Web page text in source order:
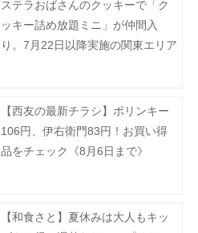
ステラおばさんのクッキーで「ク
ッキー詰め放題ミニ」が仲間入
り。7月22日以降実施の関東エリア
【西友の最新チラシ】ポリンキー
106円、伊右衛門83円！お買い得
品をチェック《8月6日まで》
【和食さと】夏休みは大人もキッ